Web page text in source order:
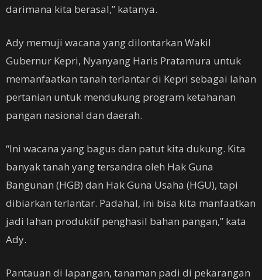
darimana kita berasal,” katanya.
Ady memuji wacana yang dilontarkan Wakil
Gubernur Kepri, Nyanyang Haris Pratamura untuk
memanfaatkan tanah terlantar di Kepri sebagai lahan
pertanian untuk mendukung program ketahanan
pangan nasional dan daerah.
“Ini wacana yang bagus dan patut kita dukung. Kita
banyak tanah yang tersandra oleh Hak Guna
Bangunan (HGB) dan Hak Guna Usaha (HGU), tapi
dibiarkan terlantar. Padahal, ini bisa kita manfaatkan
jadi lahan produktif penghasil bahan pangan,” kata
Ady.
Pantauan di lapangan, tanaman padi di pekarangan